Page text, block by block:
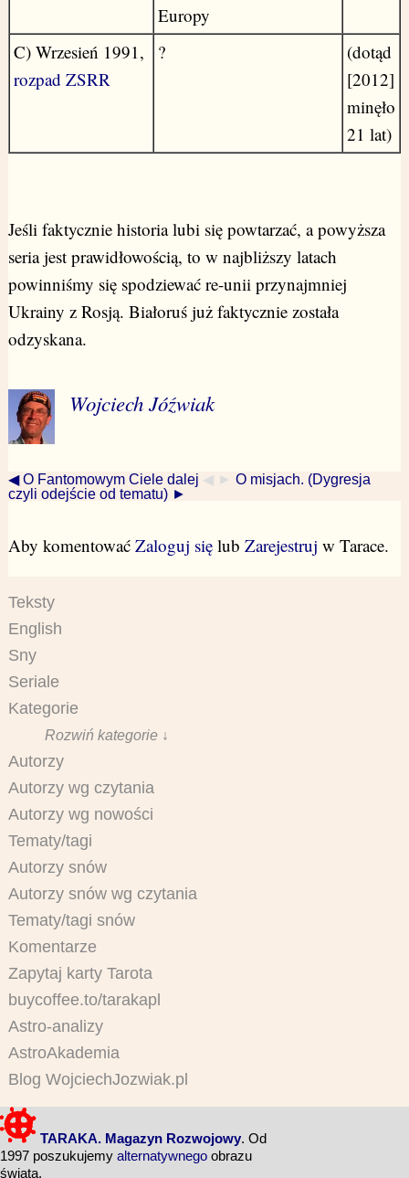
Europy
C) Wrzesień 1991,
rozpad ZSRR
?
(dotąd
[2012]
minęło
21 lat)
Jeśli faktycznie historia lubi się powtarzać, a powyższa
seria jest prawidłowością, to w najbliższy latach
powinniśmy się spodziewać re-unii przynajmniej
Ukrainy z Rosją. Białoruś już faktycznie została
odzyskana.
Wojciech Jóźwiak
◀ O Fantomowym Ciele dalej ◀ ► O misjach. (Dygresja
czyli odejście od tematu) ►
Aby komentować Zaloguj sięlub Zarejestruj w Tarace.
Teksty
English
Sny
Seriale
Kategorie
Rozwiń kategorie ↓
Autorzy
Autorzy wg czytania
Autorzy wg nowości
Tematy/tagi
Autorzy snów
Autorzy snów wg czytania
Tematy/tagi snów
Komentarze
Zapytaj karty Tarota
buycoffee.to/tarakapl
Astro-analizy
AstroAkademia
Blog WojciechJozwiak.pl
TARAKA. Magazyn Rozwojowy. Od
1997 poszukujemy alternatywnego obrazu
świata.